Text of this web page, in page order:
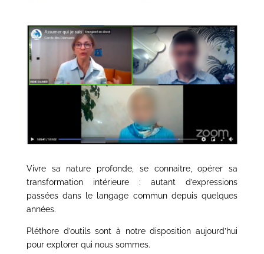
Vivre sa nature profonde, se connaitre, opérer sa
transformation intérieure : autant d’expressions
passées dans le langage commun depuis quelques
années.
Pléthore d’outils sont à notre disposition aujourd’hui
pour explorer qui nous sommes.